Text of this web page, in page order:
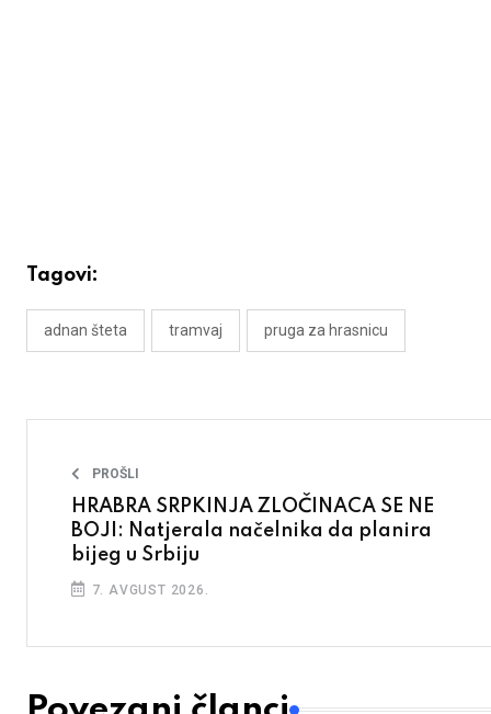
Tagovi:
adnan šteta tramvaj pruga za hrasnicu
PROŠLI
HRABRA SRPKINJA ZLOČINACA SE NE
BOJI: Natjerala načelnika da planira
bijeg u Srbiju
7. AVGUST 2026.